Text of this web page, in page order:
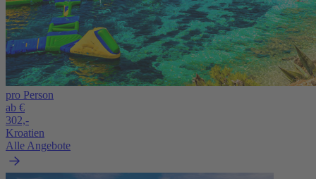
pro Person
ab €
302,-
Kroatien
Alle Angebote